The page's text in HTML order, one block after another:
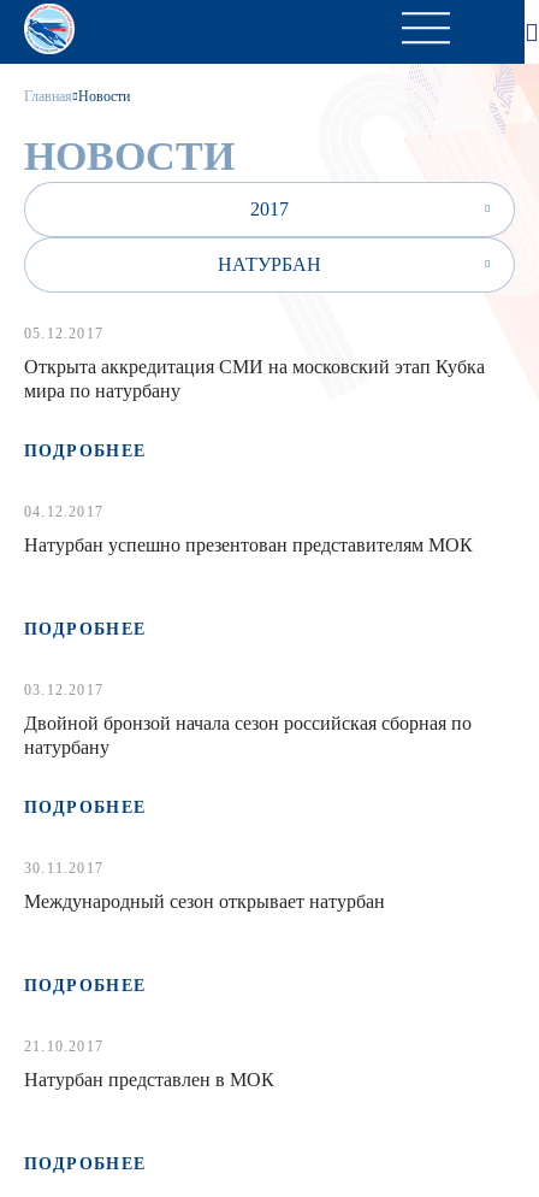
Главная Новости
НОВОСТИ
2017
НАТУРБАН
05.12.2017
Открыта аккредитация СМИ на московский этап Кубка
мира по натурбану
ПОДРОБНЕЕ
04.12.2017
Натурбан успешно презентован представителям МОК
ПОДРОБНЕЕ
03.12.2017
Двойной бронзой начала сезон российская сборная по
натурбану
ПОДРОБНЕЕ
30.11.2017
Международный сезон открывает натурбан
ПОДРОБНЕЕ
21.10.2017
Натурбан представлен в МОК
ПОДРОБНЕЕ